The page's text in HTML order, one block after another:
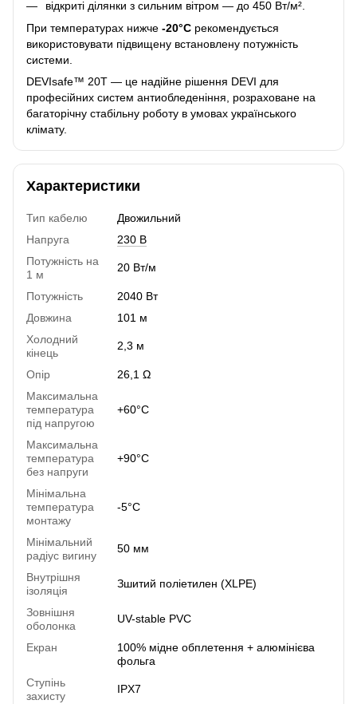
відкриті ділянки з сильним вітром — до 450 Вт/м².
При температурах нижче -20°C рекомендується
використовувати підвищену встановлену потужність
системи.
DEVIsafe™ 20T — це надійне рішення DEVI для
професійних систем антиобледеніння, розраховане на
багаторічну стабільну роботу в умовах українського
клімату.
Характеристики
Тип кабелю
Двожильний
Напруга
230 В
Потужність на
1 м
20 Вт/м
Потужність
2040 Вт
Довжина
101 м
Холодний
кінець
2,3 м
Опір
26,1 Ω
Максимальна
температура
під напругою
+60°C
Максимальна
температура
без напруги
+90°C
Мінімальна
температура
монтажу
-5°C
Мінімальний
радіус вигину
50 мм
Внутрішня
ізоляція
Зшитий поліетилен (XLPE)
Зовнішня
оболонка
UV-stable PVC
Екран
100% мідне обплетення + алюмінієва
фольга
Ступінь
захисту
IPX7